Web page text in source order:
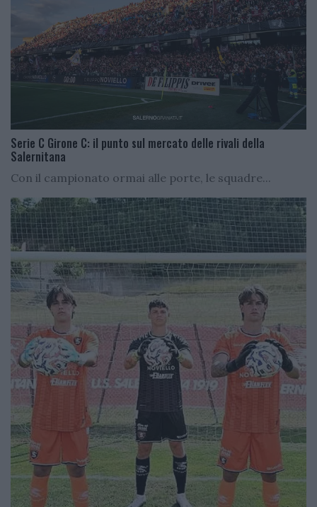
Serie C Girone C: il punto sul mercato delle rivali della
Salernitana
Con il campionato ormai alle porte, le squadre...